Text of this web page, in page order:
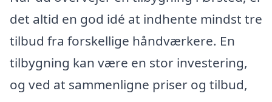
det altid en god idé at indhente mindst tre
tilbud fra forskellige håndværkere. En
tilbygning kan være en stor investering,
og ved at sammenligne priser og tilbud,